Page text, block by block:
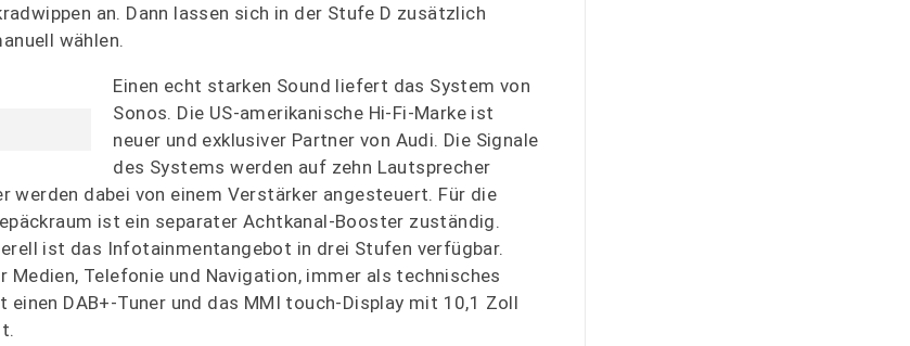
an. Dann lassen sich in der Stufe D zusätzlich
wählen.
Einen echt starken Sound liefert das System von
Sonos. Die US-amerikanische Hi-Fi-Marke ist
neuer und exklusiver Partner von Audi. Die Signale
des Systems werden auf zehn Lautsprecher
dabei von einem Verstärker angesteuert. Für die
ist ein separater Achtkanal-Booster zuständig.
ist das Infotainmentangebot in drei Stufen verfügbar.
Telefonie und Navigation, immer als technisches
DAB+-Tuner und das MMI touch-Display mit 10,1 Zoll